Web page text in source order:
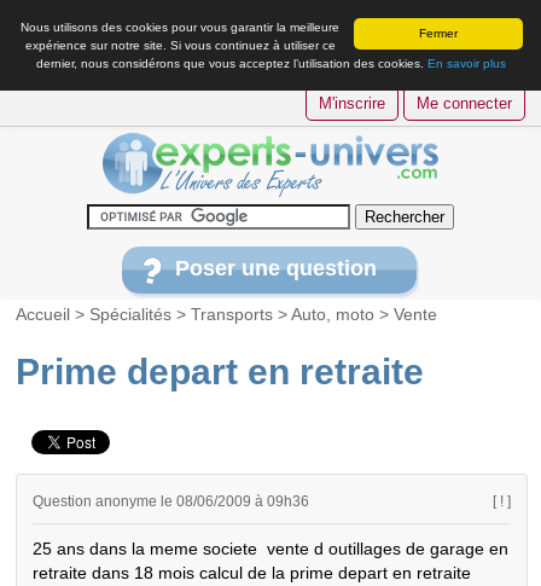
Fermer
Nous utilisons des cookies pour vous garantir la meilleure
expérience sur notre site. Si vous continuez à utiliser ce
dernier, nous considérons que vous acceptez l’utilisation des cookies. En savoir plus
M'inscrire Me connecter
Poser une question
Accueil > Spécialités >Transports >Auto, moto >Vente
Prime depart en retraite
Question anonyme le 08/06/2009 à 09h36 [ ! ]
25 ans dans la meme societe  vente d outillages de garage en
retraite dans 18 mois calcul de la prime depart en retraite